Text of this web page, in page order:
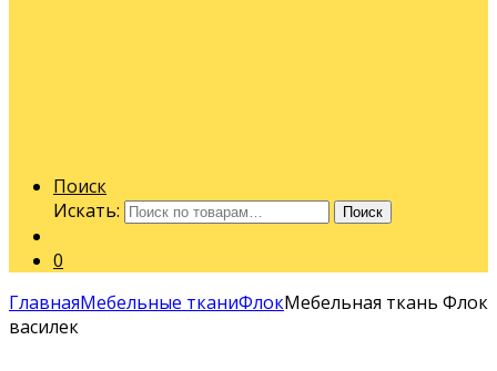
Поиск
Искать:
Поиск
0
ГлавнаяМебельные тканиФлокМебельная ткань Флок
василек